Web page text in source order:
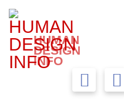
HUMAN
DESIGN
INFO